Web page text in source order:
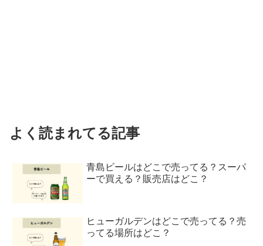
よく読まれてる記事
青島ビールはどこで売ってる？スーパ
ーで買える？販売店はどこ？
ヒューガルデンはどこで売ってる？売
ってる場所はどこ？